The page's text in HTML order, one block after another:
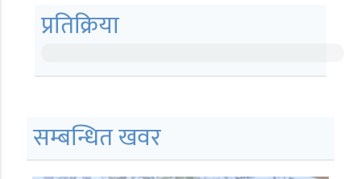
प्रतिक्रिया
सम्बन्धित खवर